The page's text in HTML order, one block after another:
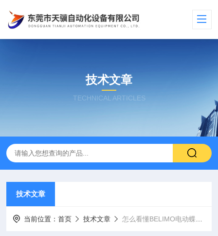
技术文章
TECHNICAL ARTICLES
技术文章
当前位置：首页 技术文章 怎么看懂BELIMO电动蝶阀接线图